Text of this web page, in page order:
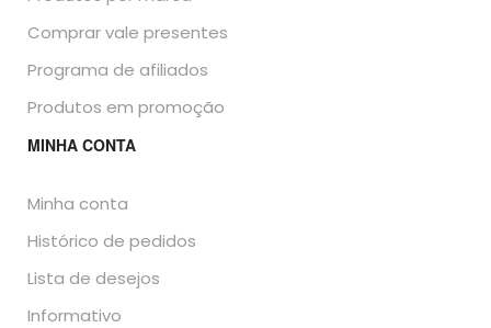
Comprar vale presentes
Programa de afiliados
Produtos em promoção
MINHA CONTA
Minha conta
Histórico de pedidos
Lista de desejos
Informativo